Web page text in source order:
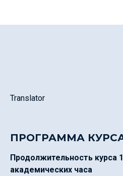
Translator
ПРОГРАММА
Продолжительность курса
академических часа